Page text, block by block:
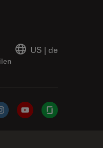
US | de
InstagramYouTubeGlassdoor